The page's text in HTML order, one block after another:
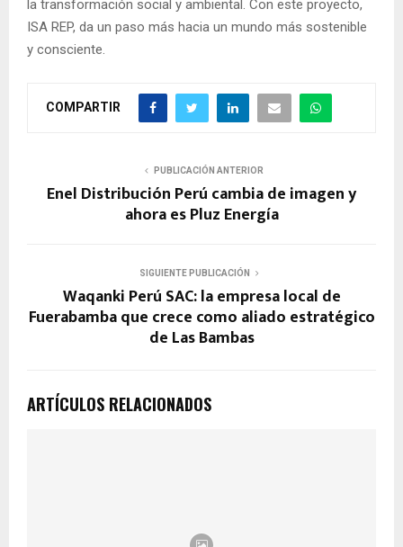
la transformación social y ambiental. Con este proyecto,
ISA REP, da un paso más hacia un mundo más sostenible
y consciente.
COMPARTIR
PUBLICACIÓN ANTERIOR
Enel Distribución Perú cambia de imagen y
ahora es Pluz Energía
SIGUIENTE PUBLICACIÓN
Waqanki Perú SAC: la empresa local de
Fuerabamba que crece como aliado estratégico
de Las Bambas
ARTÍCULOS RELACIONADOS